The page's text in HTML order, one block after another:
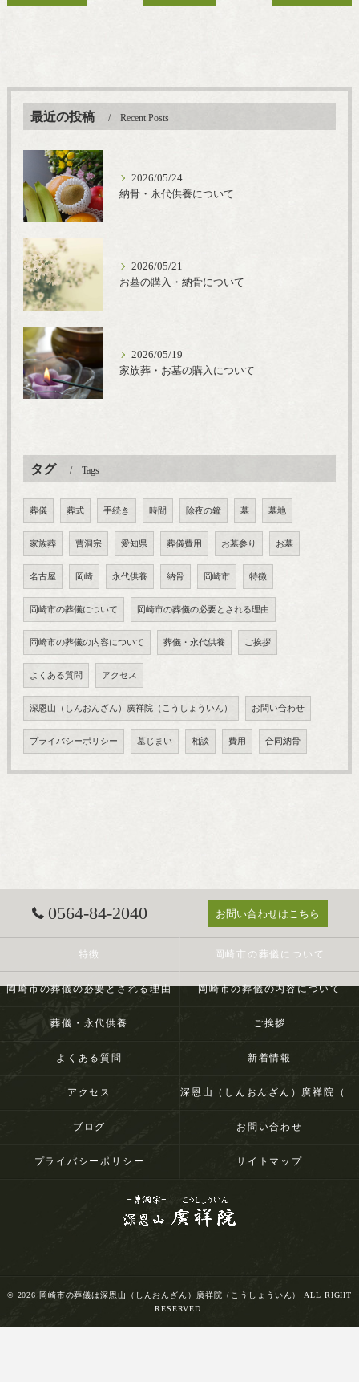
最近の投稿 Recent Posts
2026/05/24
納骨・永代供養について
2026/05/21
お墓の購入・納骨について
2026/05/19
家族葬・お墓の購入について
タグ Tags
葬儀 葬式 手続き 時間 除夜の鐘 墓 墓地
家族葬 曹洞宗 愛知県 葬儀費用 お墓参り お墓
名古屋 岡崎 永代供養 納骨 岡崎市 特徴
岡崎市の葬儀について 岡崎市の葬儀の必要とされる理由
岡崎市の葬儀の内容について 葬儀・永代供養 ご挨拶
よくある質問 アクセス
深恩山（しんおんざん）廣祥院（こうしょういん） お問い合わせ
プライバシーポリシー 墓じまい 相談 費用 合同納骨
0564-84-2040 お問い合わせはこちら
特徴 岡崎市の葬儀について
岡崎市の葬儀の必要とされる理由 岡崎市の葬儀の内容について
葬儀・永代供養 ご挨拶
よくある質問 新着情報
アクセス 深恩山（しんおんざん）廣祥院（こうしょういん）
ブログ お問い合わせ
プライバシーポリシー サイトマップ
© 2026 岡崎市の葬儀は深恩山（しんおんざん）廣祥院（こうしょういん） ALL RIGHT
RESERVED.